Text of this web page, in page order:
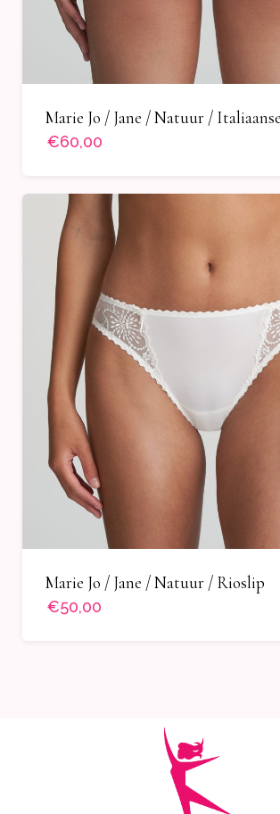
Marie Jo / Jane / Natuur /
€60,00
Marie Jo / Jane / Natuur / Rioslip
€50,00